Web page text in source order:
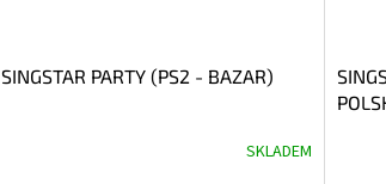
SINGSTAR PARTY (PS2 - BAZAR)
SKLADEM